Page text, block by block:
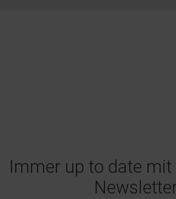
Immer up to date mit